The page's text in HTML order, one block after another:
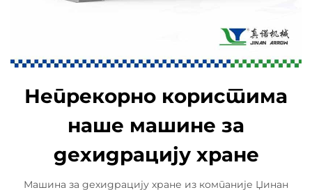
Непрекорно користима
наше машине за
дехидрацију хране
Машина за дехидрацију хране из компаније Џинан